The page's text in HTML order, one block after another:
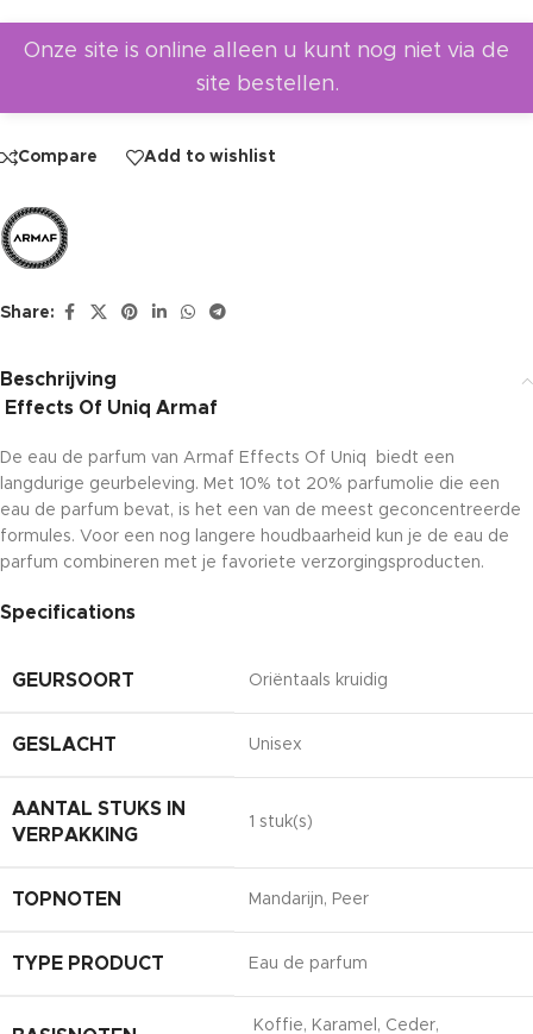
Onze site is online alleen u kunt nog niet via de
site bestellen.
Compare Add to wishlist
Share:
Beschrijving
Effects Of Uniq Armaf
De eau de parfum van Armaf Effects Of Uniq biedt een
langdurige geurbeleving. Met 10% tot 20% parfumolie die een
eau de parfum bevat, is het een van de meest geconcentreerde
formules. Voor een nog langere houdbaarheid kun je de eau de
parfum combineren met je favoriete verzorgingsproducten.
Specifications
GEURSOORT Oriëntaals kruidig
GESLACHT Unisex
AANTAL STUKS IN
VERPAKKING
1 stuk(s)
TOPNOTEN Mandarijn, Peer
TYPE PRODUCT Eau de parfum
Koffie, Karamel, Ceder,